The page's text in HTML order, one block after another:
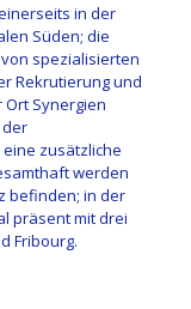
in der
Süden; die
spezialisierten
Rekrutierung und
Synergien
zusätzliche
werden
befinden; in der
präsent mit drei
Fribourg.